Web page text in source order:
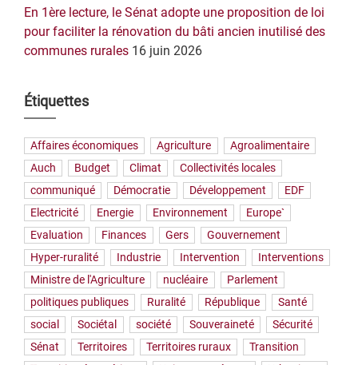
En 1ère lecture, le Sénat adopte une proposition de loi
pour faciliter la rénovation du bâti ancien inutilisé des
communes rurales 16 juin 2026
Étiquettes
Affaires économiques Agriculture
Agroalimentaire
Auch
Budget Climat
Collectivités locales
communiqué
Démocratie Développement
EDF
Electricité
Energie Environnement
Europe`
Evaluation
Finances Gers
Gouvernement
Hyper-ruralité
Industrie Intervention
Interventions
Ministre de l'Agriculture
nucléaire
Parlement
politiques publiques
Ruralité République
Santé
social
Sociétal société Souveraineté
Sécurité
Sénat
Territoires Territoires ruraux
Transition